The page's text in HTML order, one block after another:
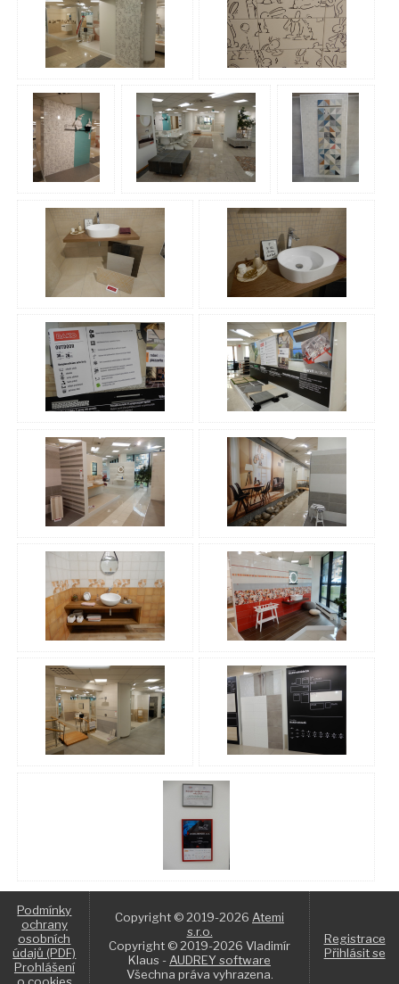
Podmínky
ochrany
osobních
údajů (PDF)
Prohlášení
Copyright © 2019-2026 Atemi
s.r.o.
Copyright © 2019-2026 Vladimír
Klaus -AUDREY software
Všechna práva vyhrazena.
Registrace
Přihlásit se